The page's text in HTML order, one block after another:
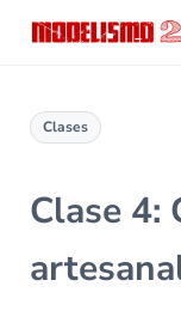
Clases
Clase 4: